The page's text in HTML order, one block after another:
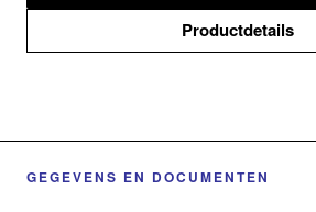
Productdetails
GEGEVENS EN DOCUMENTEN